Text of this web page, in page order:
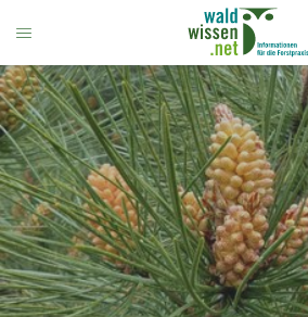
Toggle Menu